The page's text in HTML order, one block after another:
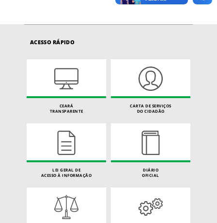
ACESSO RÁPIDO
CEARÁ
TRANSPARENTE
CARTA DE SERVIÇOS
DO CIDADÃO
LEI GERAL DE
ACESSO À INFORMAÇÃO
DIÁRIO
OFICIAL